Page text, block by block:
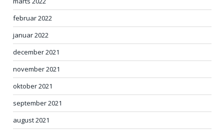
februar 2022
januar 2022
december 2021
november 2021
oktober 2021
september 2021
august 2021